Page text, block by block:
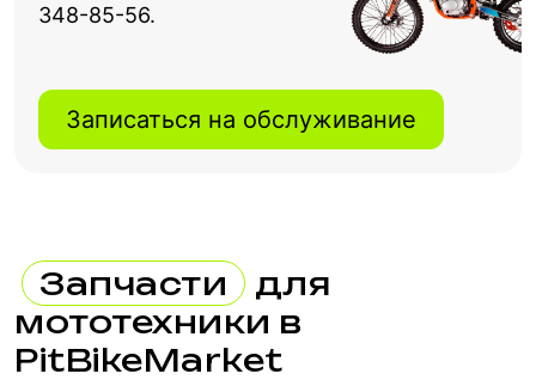
348-85-56.
Записаться на обслуживание
Запчасти
для
мототехники в
PitBikeMarket